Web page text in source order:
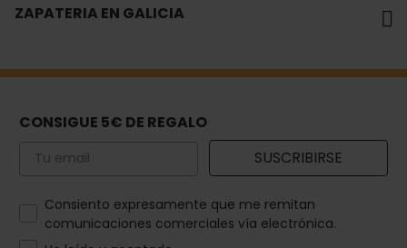
ZAPATERIA EN GALICIA
CONSIGUE 5€ DE REGALO
Email SUSCRIBIRSE
How would you like to hear from us?
Consiento expresamente que me remitan
comunicaciones comerciales vía electrónica.